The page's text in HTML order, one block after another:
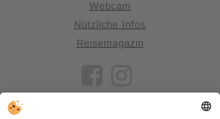
Webcam
Nützliche Infos
Reisemagazin